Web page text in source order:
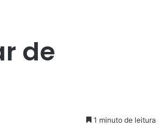
de
1 minuto de leitura